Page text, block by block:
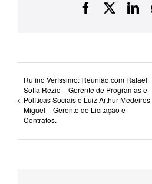
Facebook
X
Rufino Veríssimo: Reunião com Rafael
Soffa Rézio – Gerente de Programas e
Políticas Sociais e Luiz Arthur Medeiros
Miguel – Gerente de Licitação e
Contratos.